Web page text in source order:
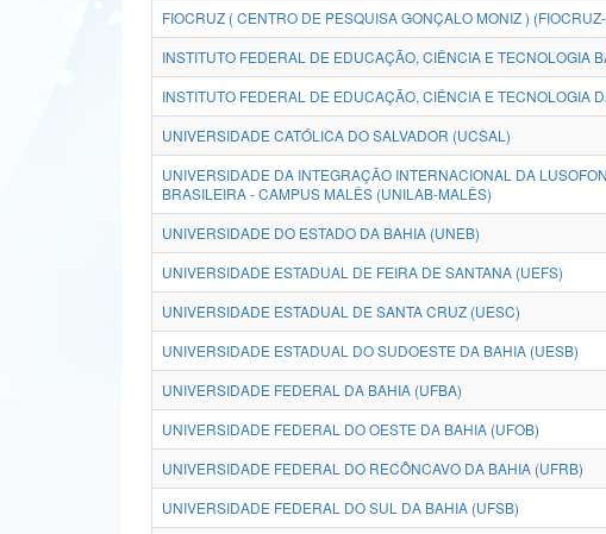
FIOCRUZ ( CENTRO DE PESQUISA GONÇALO MONIZ )
INSTITUTO FEDERAL DE EDUCAÇÃO, CIÊNCIA E TECNOLOGIA
INSTITUTO FEDERAL DE EDUCAÇÃO, CIÊNCIA E TECNOLOGIA
UNIVERSIDADE CATÓLICA DO SALVADOR (UCSAL)
UNIVERSIDADE DA INTEGRAÇÃO INTERNACIONAL DA
BRASILEIRA - CAMPUS MALÊS (UNILAB-MALÊS)
UNIVERSIDADE DO ESTADO DA BAHIA (UNEB)
UNIVERSIDADE ESTADUAL DE FEIRA DE SANTANA (UEFS)
UNIVERSIDADE ESTADUAL DE SANTA CRUZ (UESC)
UNIVERSIDADE ESTADUAL DO SUDOESTE DA BAHIA (UESB)
UNIVERSIDADE FEDERAL DA BAHIA (UFBA)
UNIVERSIDADE FEDERAL DO OESTE DA BAHIA (UFOB)
UNIVERSIDADE FEDERAL DO RECÔNCAVO DA BAHIA (UFRB)
UNIVERSIDADE FEDERAL DO SUL DA BAHIA (UFSB)